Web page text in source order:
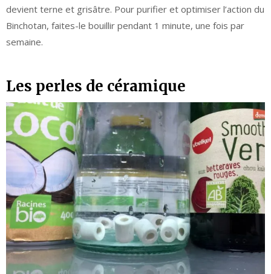
devient terne et grisâtre. Pour purifier et optimiser l’action du
Binchotan, faites-le bouillir pendant 1 minute, une fois par
semaine.
Les perles de céramique